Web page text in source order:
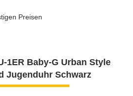
Preisen
1ER Baby-G Urban Style
Jugenduhr Schwarz